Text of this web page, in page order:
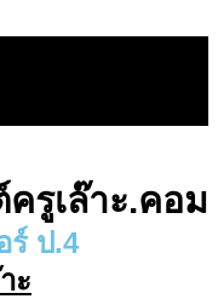
รูเล๊าะ.คอม
ร์ ป.4
ะ